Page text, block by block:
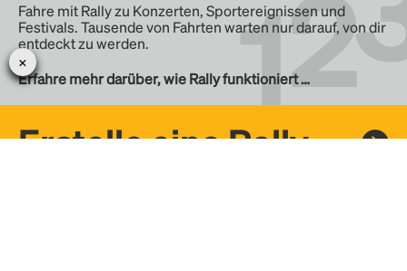
Fahre mit Rally zu Konzerten, Sportereignissen und
Festivals. Tausende von Fahrten warten nur darauf, von dir
entdeckt zu werden.
Erfahre mehr darüber, wie Rally funktioniert …
Erstelle eine Rally